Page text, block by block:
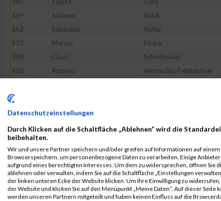
569
Andreas Böhlk
662
Sebastian Höfler
623
Marcus Fricke
790
Claus Schließmann
650
Antonio Hernandez-Feldkirchner
568
571
Siegbert
665
Martin Huber
767
51849
Andreas Fleckenstein
771
Jan Stade
637
Markus Gross
758
Oguzhan Galitekin
Datenschutzeinstellungen
Durch Klicken auf die Schaltfläche „Ablehnen“ wird die
beibehalten.
Wir und unsere Partner speichern und/oder greifen auf Informationen auf einem
Browserspeichern, um personenbezogene Daten zu verarbeiten. Einige
aufgrund eines berechtigten Interesses. Um dem zu widersprechen, öffnen Sie
ablehnen oder verwalten, indem Sie auf die Schaltfläche „Einstellungen
der linken unteren Ecke der Website klicken. Um Ihre Einwilligung zu
der Website und klicken Sie auf den Menüpunkt „Meine Daten“. Auf dieser
werden unseren Partnern mitgeteilt und haben keinen Einfluss auf die